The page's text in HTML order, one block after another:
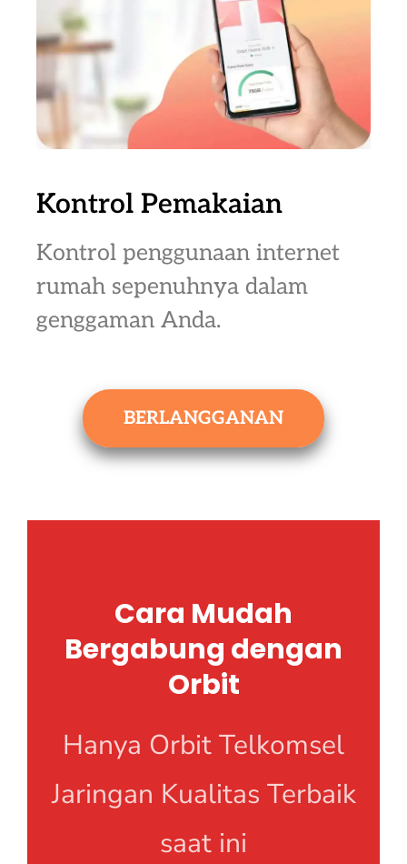
Kontrol Pemakaian
Kontrol penggunaan internet
rumah sepenuhnya dalam
genggaman Anda.
BERLANGGANAN
Cara Mudah
Bergabung dengan
Orbit
Hanya Orbit Telkomsel
Jaringan Kualitas Terbaik
saat ini